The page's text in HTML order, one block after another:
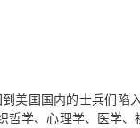
美国国内的士兵们
学、心理学、医学